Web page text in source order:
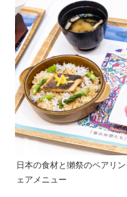
日本の食材と獺祭のペアリ
ェアメニュー